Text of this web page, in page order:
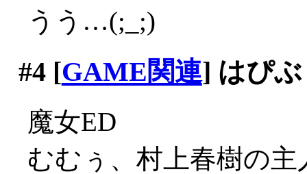
うう…(;_;)
#4[GAME関連] はぴ
魔女ED
むむぅ、村上春樹の